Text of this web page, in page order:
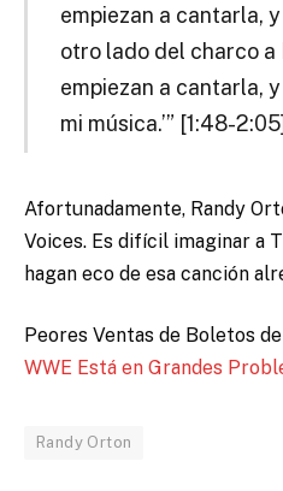
empiezan a cantarla,
otro lado del charco a
empiezan a cantarla,
mi música.’” [1:48-2:05]
Afortunadamente, Randy
Voices. Es difícil imaginar a
hagan eco de esa canción
Peores Ventas de Boletos
WWE Está en Grandes
Randy Orton